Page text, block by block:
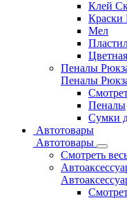
Клей
Краски
Мел
Пеналы
Пеналы
Пеналы
Сумки
Автотовары
Автотовары
Смотреть